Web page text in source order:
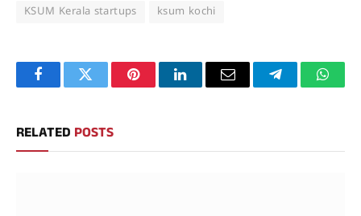
KSUM Kerala startups
ksum kochi
FacebookTwitter PinterestLinkedInEmail Telegram
RELATED POSTS